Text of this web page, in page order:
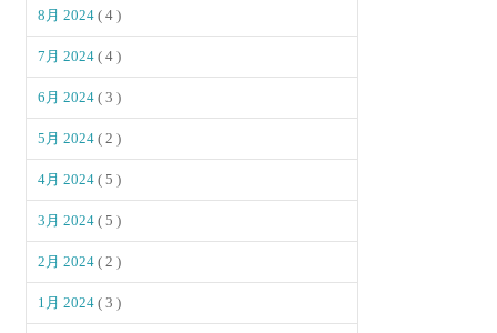
8月 2024( 4 )
7月 2024( 4 )
6月 2024( 3 )
5月 2024( 2 )
4月 2024( 5 )
3月 2024( 5 )
2月 2024( 2 )
1月 2024( 3 )